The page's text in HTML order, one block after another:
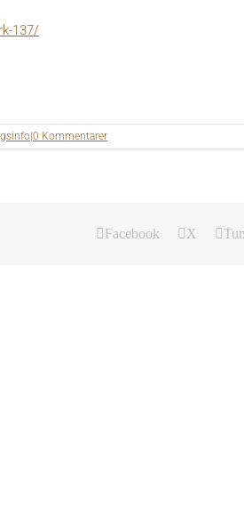
137/
0 Kommentarer
Facebook X